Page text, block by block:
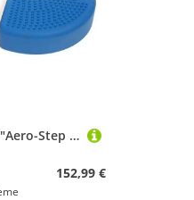
Togu Balance-Step "Aero-Step Free", Blau
152,99 €